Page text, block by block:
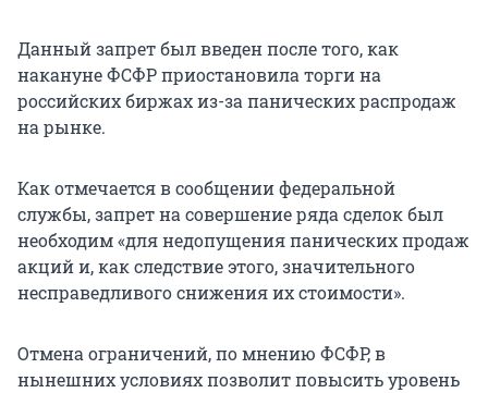
Данный запрет был введен после того, как
накануне ФСФР приостановила торги на
российских биржах из-за панических распродаж
на рынке.
Как отмечается в сообщении федеральной
службы, запрет на совершение ряда сделок был
необходим «для недопущения панических продаж
акций и, как следствие этого, значительного
несправедливого снижения их стоимости».
Отмена ограничений, по мнению ФСФР, в
нынешних условиях позволит повысить уровень